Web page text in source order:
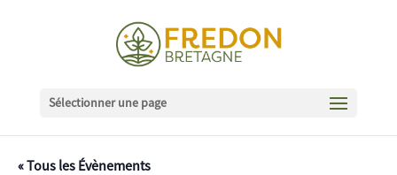
Sélectionner une page
« Tous les Évènements